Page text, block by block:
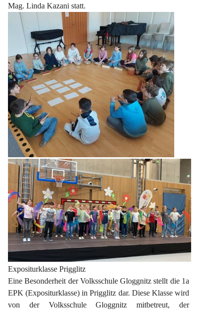
Mag. Linda Kazani statt.
Expositurklasse Prigglitz
Eine Besonderheit der Volksschule Gloggnitz stellt die 1a
EPK (Expositurklasse) in Prigglitz dar. Diese Klasse wird
von der Volksschule Gloggnitz mitbetreut, der